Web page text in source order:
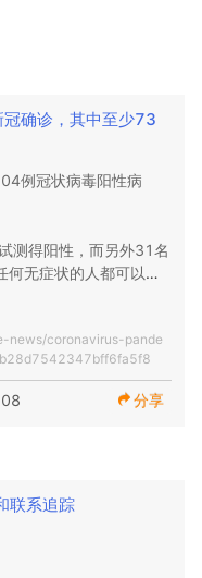
，并将尽快提供申请详
生将能够申请奖学
两个免费的在线课程。
的更多详细信息将在
学生宿舍，套房和公寓
还预计，如果本学期
情况的一半。
建筑物位置将发生变
。我们鼓励所有签有合
的人或住在大洛杉矶地
考虑那些需要就读的
需要校园中可用的设施
。研究生课程的计划
要的目标是使每个人
将帮助回答有关如何
学生而言，很难连接校
划，为有连接或硬件问
，并将尽快提供申请详
学生将能够申请奖学
两个免费的在线课程。
品的更多细节将在后面
生宿舍，套房和公寓
还预计，如果本学期
来几周内，当前情况极
生返回校园，直到另
住的学生，我们强烈
体保持距离（6英尺）
坚持手部卫生和频繁的
是那些与室友或套房
行测试”计划进行测
收到一封提醒电子邮
团队将
管到目前为止还没有
力，以保护社区中可
防所有人的严重健康后
传播中所扮演的角
确诊，其中至少73
例冠状病毒阳性病
测得阳性，而另外31名
何无症状的人都可以接
博士说，目前的阳性
播通常是通过小型聚会
学学生健康部表示：“随
校园社区中学生中
，另外14名通过人口
news/coronavirus-pande
分享
联系追踪